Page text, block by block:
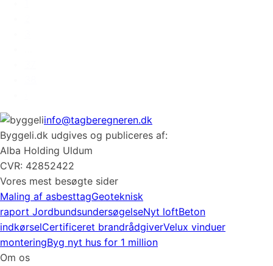
info@tagberegneren.dk
Byggeli.dk udgives og publiceres af:
Alba Holding Uldum
CVR: 42852422
Vores mest besøgte sider
Maling af asbesttagGeoteknisk
raport JordbundsundersøgelseNyt loftBeton
indkørselCertificeret brandrådgiverVelux vinduer
monteringByg nyt hus for 1 million
Om os